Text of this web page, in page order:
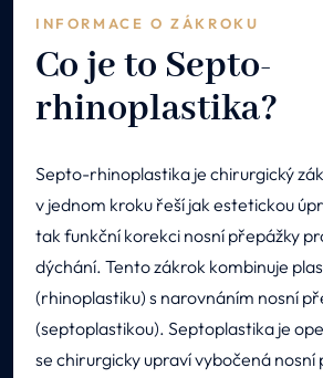
INFORMACE O ZÁKROKU
Co je to Septo-
rhinoplastika?
Septo-rhinoplastika je chirurgický
v jednom kroku řeší jak estetickou
tak funkční korekci nosní přepážky
dýchání. Tento zákrok kombinuje
(rhinoplastiku) s narovnáním nosní
(septoplastikou). Septoplastika je
se chirurgicky upraví vybočená nosní